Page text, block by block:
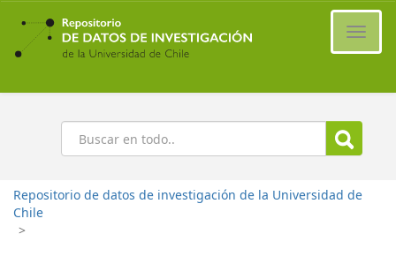
Ir
contenido
principal
Buscar
Repositorio de datos de investigación de la Universidad de
Chile
>